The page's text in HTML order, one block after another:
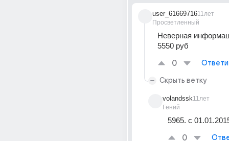
user_61669716
Просветленный
11лет
Неверная
5550 руб
0
Скрыть ветку
volandssk
Гений
11лет
5965. с
0